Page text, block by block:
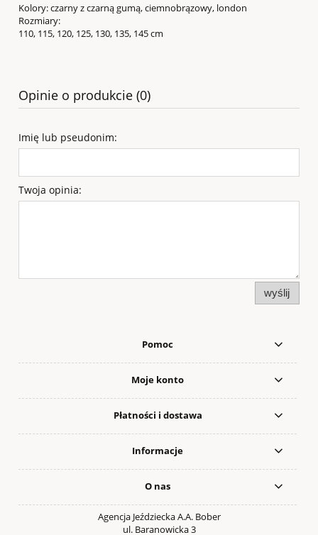
Kolory: czarny z czarną gumą, ciemnobrązowy, london
Rozmiary:
110, 115, 120, 125, 130, 135, 145 cm
Opinie o produkcie (0)
Imię lub pseudonim:
Twoja opinia:
wyślij
Pomoc
Moje konto
Płatności i dostawa
Informacje
O nas
Agencja Jeździecka A.A. Bober
ul. Baranowicka 3